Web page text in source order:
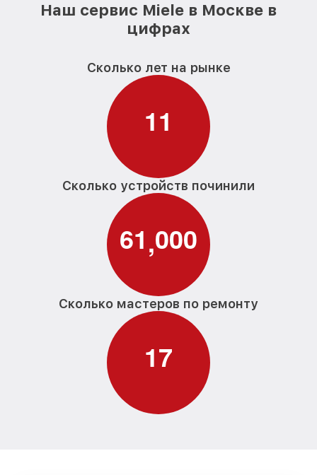
Наш сервис Miele в Москве в
цифрах
Сколько лет на рынке
11
Сколько устройств починили
61,000
Сколько мастеров по ремонту
17